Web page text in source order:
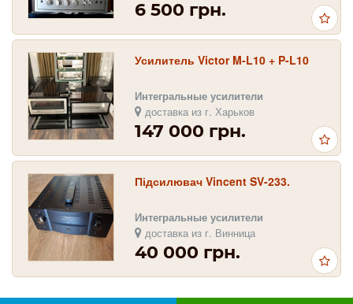
6 500 грн.
Усилитель Victor M-L10 + P-L10
Интегральные усилители
доставка из г. Харьков
147 000 грн.
Підсилювач Vincent SV-233.
Интегральные усилители
доставка из г. Винница
40 000 грн.